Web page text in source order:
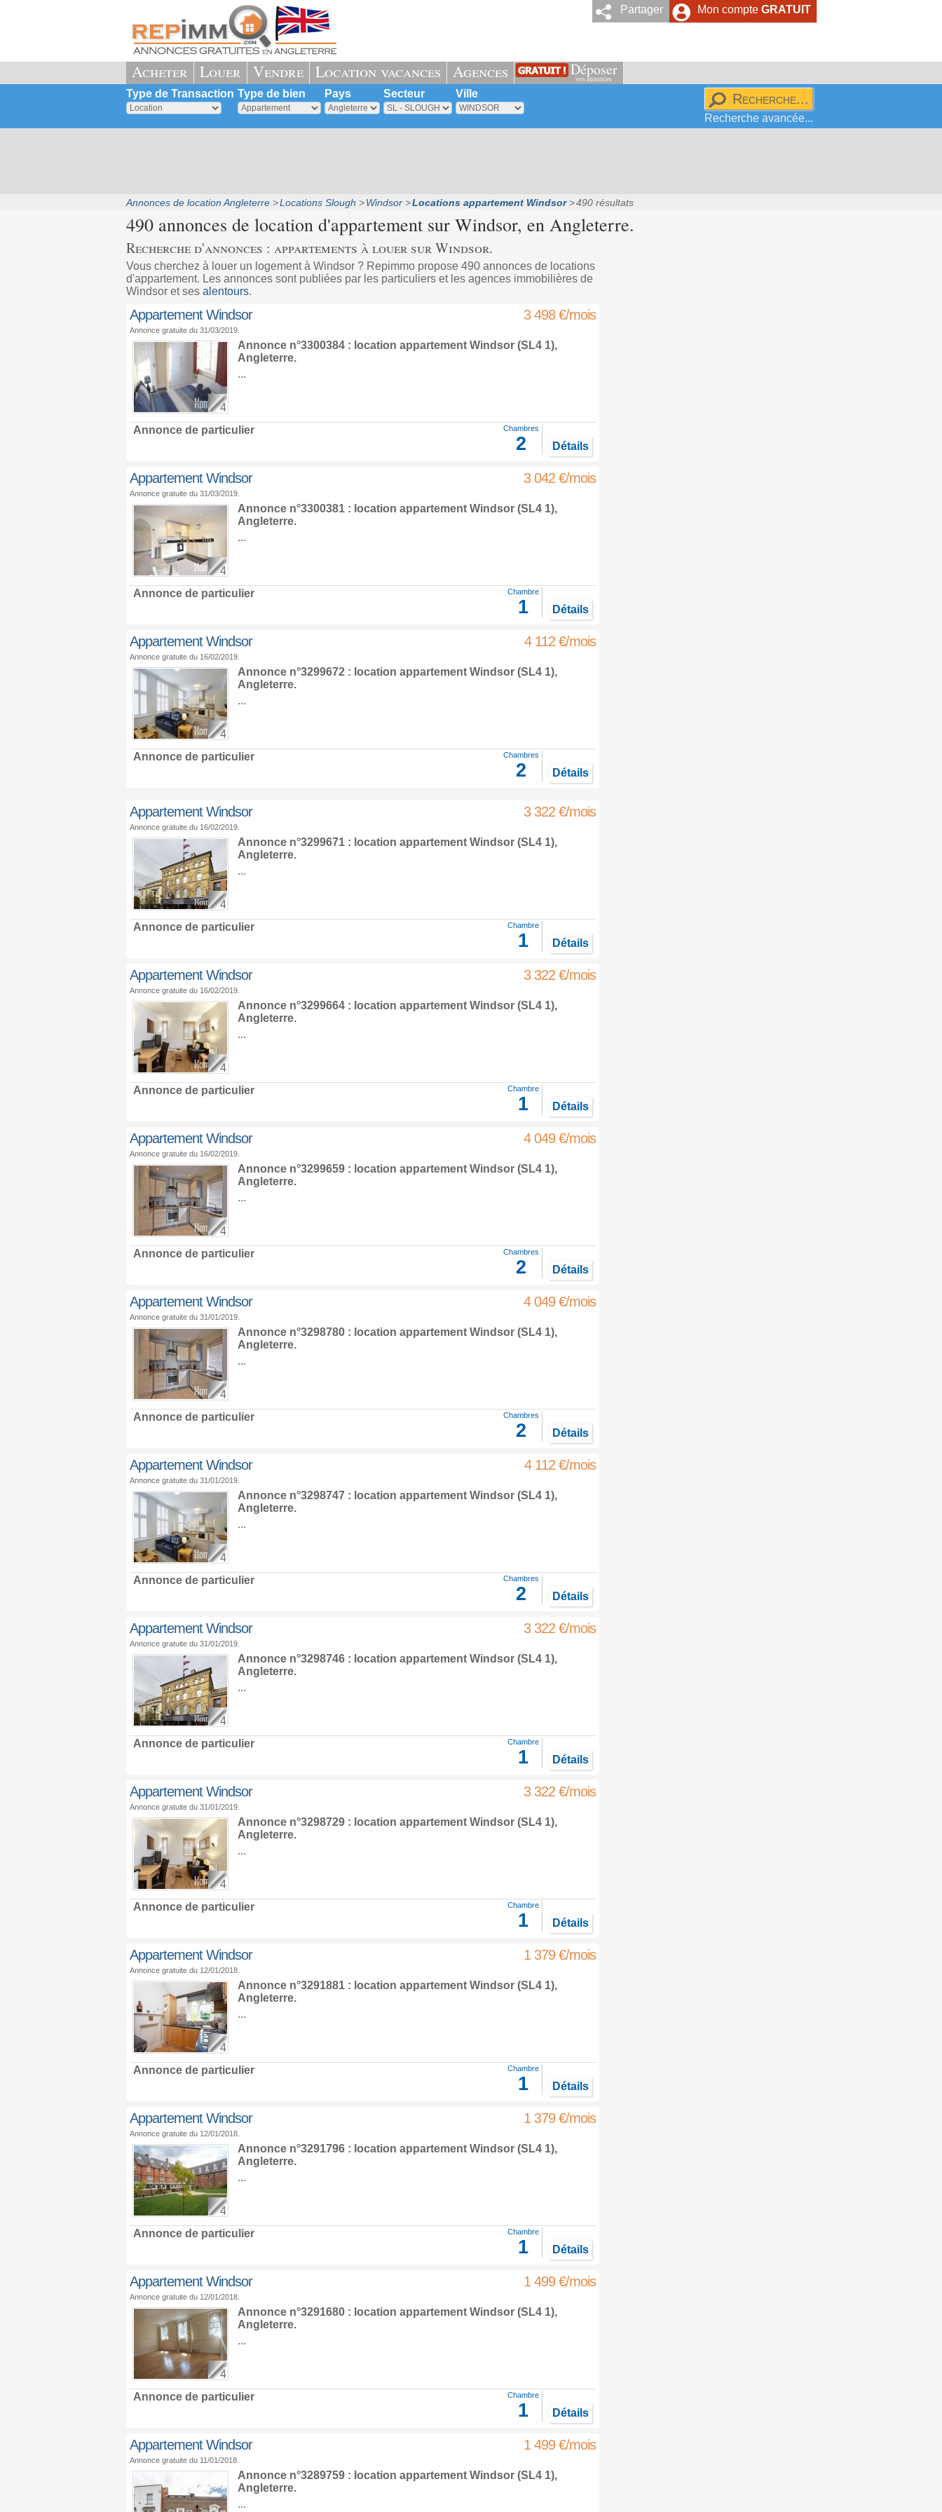
Mon compte GRATUIT
Partager
Acheter Louer Vendre Location vacances Agences Déposer
vos annonces
Type de Transaction Type de bien Pays Secteur Ville
Recherche avancée...
Annonces de location Angleterre Locations Slough Windsor Locations appartement Windsor 490 résultats
490 annonces de location d'appartement sur Windsor, en Angleterre.
Recherche d'annonces : appartements à louer sur Windsor.
Vous cherchez à louer un logement à Windsor ? Repimmo propose 490 annonces de locations
d'appartement. Les annonces sont publiées par les particuliers et les agences immobilières de
Windsor et ses alentours.
Appartement Windsor 3 498 €/mois
Annonce gratuite du 31/03/2019.
4
Annonce n°3300384 : location appartement Windsor(SL4 1),
Angleterre.
...
Annonce de particulier Chambres
2 Détails
Appartement Windsor 3 042 €/mois
Annonce gratuite du 31/03/2019.
4
Annonce n°3300381 : location appartement Windsor(SL4 1),
Angleterre.
...
Annonce de particulier Chambre
1 Détails
Appartement Windsor 4 112 €/mois
Annonce gratuite du 16/02/2019.
4
Annonce n°3299672 : location appartement Windsor(SL4 1),
Angleterre.
...
Annonce de particulier Chambres
2 Détails
Appartement Windsor 3 322 €/mois
Annonce gratuite du 16/02/2019.
4
Annonce n°3299671 : location appartement Windsor(SL4 1),
Angleterre.
...
Annonce de particulier Chambre
1 Détails
Appartement Windsor 3 322 €/mois
Annonce gratuite du 16/02/2019.
4
Annonce n°3299664 : location appartement Windsor(SL4 1),
Angleterre.
...
Annonce de particulier Chambre
1 Détails
Appartement Windsor 4 049 €/mois
Annonce gratuite du 16/02/2019.
4
Annonce n°3299659 : location appartement Windsor(SL4 1),
Angleterre.
...
Annonce de particulier Chambres
2 Détails
Appartement Windsor 4 049 €/mois
Annonce gratuite du 31/01/2019.
4
Annonce n°3298780 : location appartement Windsor(SL4 1),
Angleterre.
...
Annonce de particulier Chambres
2 Détails
Appartement Windsor 4 112 €/mois
Annonce gratuite du 31/01/2019.
4
Annonce n°3298747 : location appartement Windsor(SL4 1),
Angleterre.
...
Annonce de particulier Chambres
2 Détails
Appartement Windsor 3 322 €/mois
Annonce gratuite du 31/01/2019.
4
Annonce n°3298746 : location appartement Windsor(SL4 1),
Angleterre.
...
Annonce de particulier Chambre
1 Détails
Appartement Windsor 3 322 €/mois
Annonce gratuite du 31/01/2019.
4
Annonce n°3298729 : location appartement Windsor(SL4 1),
Angleterre.
...
Annonce de particulier Chambre
1 Détails
Appartement Windsor 1 379 €/mois
Annonce gratuite du 12/01/2018.
4
Annonce n°3291881 : location appartement Windsor(SL4 1),
Angleterre.
...
Annonce de particulier Chambre
1 Détails
Appartement Windsor 1 379 €/mois
Annonce gratuite du 12/01/2018.
4
Annonce n°3291796 : location appartement Windsor(SL4 1),
Angleterre.
...
Annonce de particulier Chambre
1 Détails
Appartement Windsor 1 499 €/mois
Annonce gratuite du 12/01/2018.
4
Annonce n°3291680 : location appartement Windsor(SL4 1),
Angleterre.
...
Annonce de particulier Chambre
1 Détails
Appartement Windsor 1 499 €/mois
Annonce gratuite du 11/01/2018.
Annonce n°3289759 : location appartement Windsor(SL4 1),
Angleterre.
...